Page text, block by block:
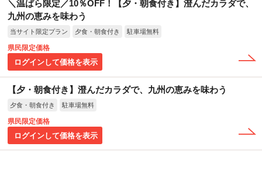
＼温ぱら限定／10％OFF！【夕・朝食付き】澄んだカラダで、
九州の恵みを味わう
当サイト限定プラン 夕食・朝食付き 駐車場無料
県民限定価格
ログインして価格を表示
【夕・朝食付き】澄んだカラダで、九州の恵みを味わう
夕食・朝食付き 駐車場無料
県民限定価格
ログインして価格を表示